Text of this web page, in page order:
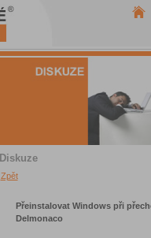
Diskuze
Zpět
Přeinstalovat Windows při
Delmonaco